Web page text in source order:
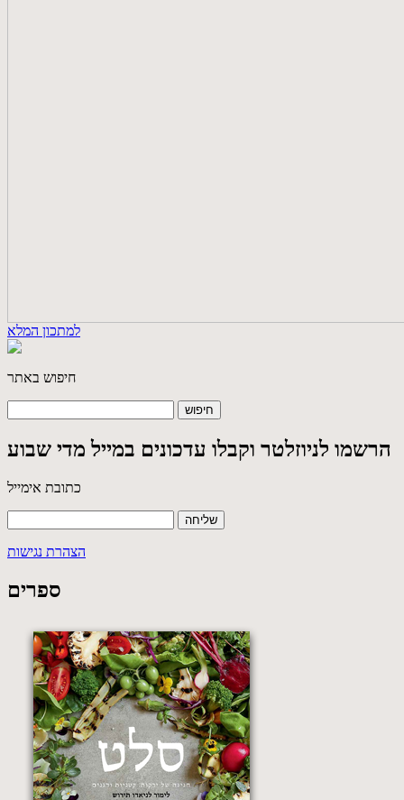
למתכון המלא
חיפוש באתר
הרשמו לניוזלטר וקבלו עדכונים במייל מדי שבוע
כתובת אימייל
הצהרת נגישות
ספרים